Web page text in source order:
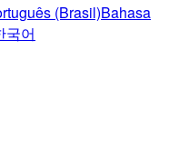
(Brasil)Bahasa
국어